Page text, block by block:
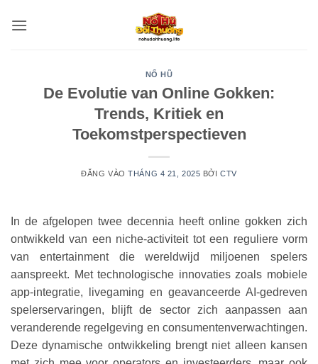
qua
NỔ HŨ
De Evolutie van Online Gokken:
Trends, Kritiek en
Toekomstperspectieven
ĐĂNG VÀOTHÁNG 4 21, 2025 BỞICTV
In de afgelopen twee decennia heeft online gokken zich
ontwikkeld van een niche-activiteit tot een reguliere vorm
van entertainment die wereldwijd miljoenen spelers
aanspreekt. Met technologische innovaties zoals mobiele
app-integratie, livegaming en geavanceerde AI-gedreven
spelerservaringen, blijft de sector zich aanpassen aan
veranderende regelgeving en consumentenverwachtingen.
Deze dynamische ontwikkeling brengt niet alleen kansen